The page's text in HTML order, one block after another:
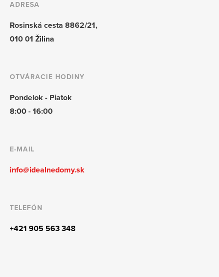
ADRESA
Rosinská cesta 8862/21,
010 01 Žilina
OTVÁRACIE HODINY
Pondelok - Piatok
8:00 - 16:00
E-MAIL
info@idealnedomy.sk
TELEFÓN
+421 905 563 348